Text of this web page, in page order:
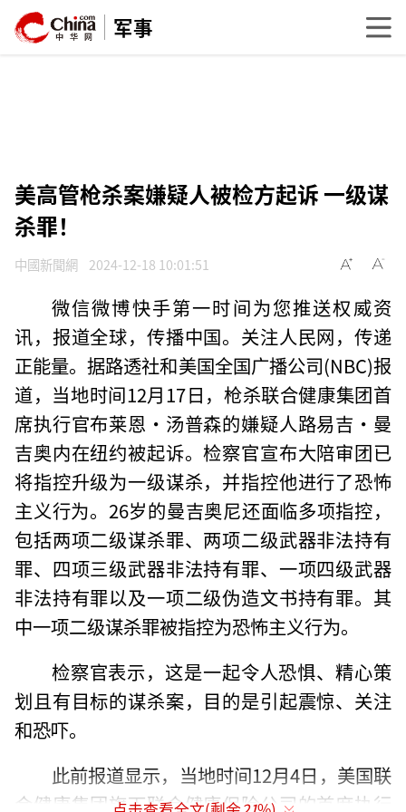
军事
美高管枪杀案嫌疑人被检方起诉 一级谋
杀罪！
中國新聞網 2024-12-18 10:01:51
微信微博快手第一时间为您推送权威资
讯，报道全球，传播中国。关注人民网，传递
正能量。据路透社和美国全国广播公司(NBC)报
道，当地时间12月17日，枪杀联合健康集团首
席执行官布莱恩·汤普森的嫌疑人路易吉·曼
吉奥内在纽约被起诉。检察官宣布大陪审团已
将指控升级为一级谋杀，并指控他进行了恐怖
主义行为。26岁的曼吉奥尼还面临多项指控，
包括两项二级谋杀罪、两项二级武器非法持有
罪、四项三级武器非法持有罪、一项四级武器
非法持有罪以及一项二级伪造文书持有罪。其
中一项二级谋杀罪被指控为恐怖主义行为。
检察官表示，这是一起令人恐惧、精心策
划且有目标的谋杀案，目的是引起震惊、关注
和恐吓。
此前报道显示，当地时间12月4日，美国联
合健康集团旗下联合健康保险公司的首席执行